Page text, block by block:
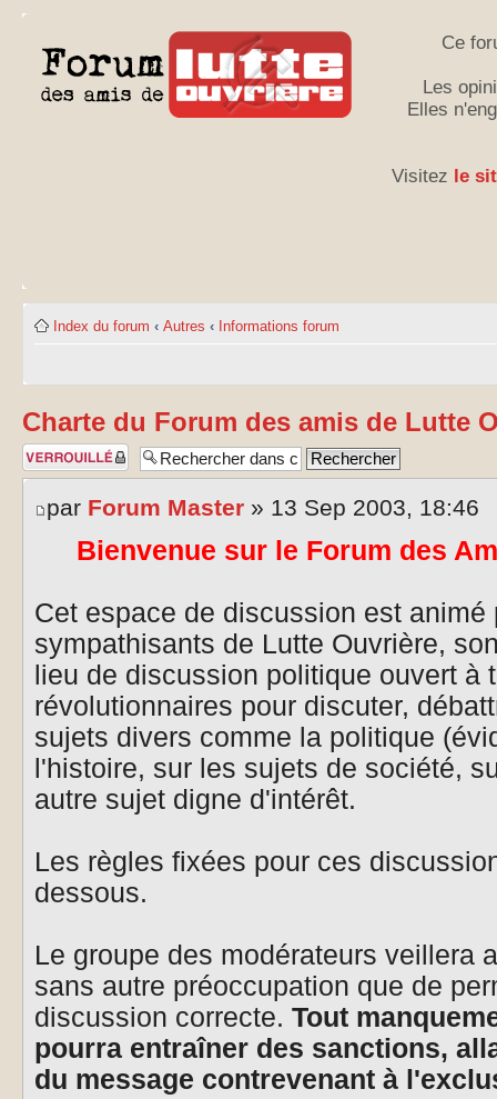
Ce
Les
Elles
Visitez le
Index du forum ‹ Autres ‹ Informations forum
Charte du Forum des amis de Lutte
Sujet verrouillé
par Forum Master » 13 Sep 2003, 18:46
Bienvenue sur le Forum des
Cet espace de discussion est
sympathisants de Lutte Ouvrière,
lieu de discussion politique ouvert à
révolutionnaires pour discuter,
sujets divers comme la politique
l'histoire, sur les sujets de société,
autre sujet digne d'intérêt.
Les règles fixées pour ces
dessous.
Le groupe des modérateurs veillera
sans autre préoccupation que de
discussion correcte. Tout
pourra entraîner des sanctions,
du message contrevenant à